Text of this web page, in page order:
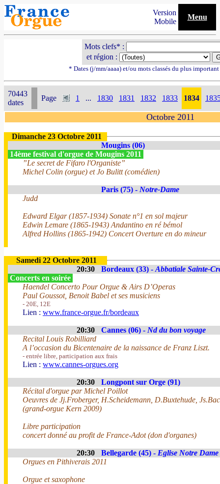
Version
Mobile
Menu
Mots clefs* :
et région :
* Dates (j/mm/aaaa) et/ou mots classés du plus
70443
dates
Page 1 ... 1830 1831 1832 1833 1834
Octobre 2011
Dimanche 23 Octobre 2011
Mougins (06)
14ème festival d'orgue de Mougins 2011
”Le secret de Fifaro l'Organiste”
Michel Colin (orgue) et Jo Bulitt (comédien)
Paris (75) - Notre-Dame
Judd
Edward Elgar (1857-1934) Sonate n°1 en sol majeur
Edwin Lemare (1865-1943) Andantino en ré bémol
Alfred Hollins (1865-1942) Concert Overture en do mineur
Samedi 22 Octobre 2011
20:30
Bordeaux (33) - Abbatiale Sainte-
Concerts en soirée
Haendel Concerto Pour Orgue & Airs D’Operas
Paul Goussot, Benoit Babel et ses musiciens
- 20E, 12E
Lien : www.france-orgue.fr/bordeaux
20:30 Cannes (06) - Nd du bon voyage
Recital Louis Robilliard
A l’occasion du Bicentenaire de la naissance de Franz Liszt.
- entrée libre, participation aux frais
Lien : www.cannes-orgues.org
20:30
Longpont sur Orge (91)
Récital d'orgue par Michel Poillot
Oeuvres de Jj.Froberger, H.Scheidemann, D.Buxtehude,
(grand-orgue Kern 2009)
Libre participation
concert donné au profit de France-Adot (don d'organes)
20:30 Bellegarde (45) - Eglise Notre Dame
Orgues en Pithiverais 2011
Orgue et saxophone